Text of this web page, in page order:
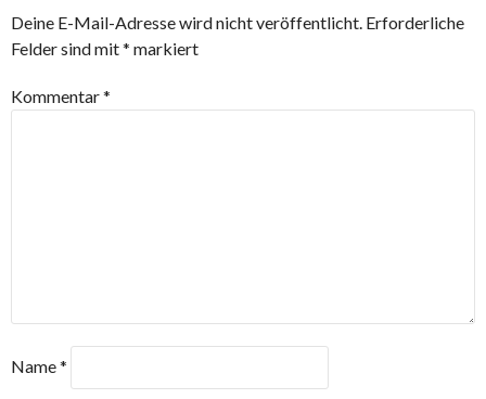
Deine E-Mail-Adresse wird nicht veröffentlicht. Erforderliche
Felder sind mit* markiert
Kommentar*
Name*